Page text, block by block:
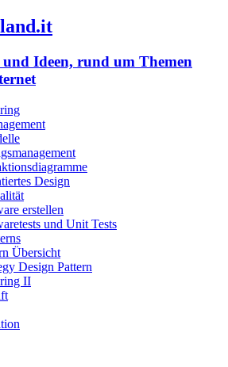
Ideen, rund um Themen
Design
erstellen
und Unit Tests
Übersicht
Design Pattern
II